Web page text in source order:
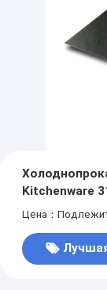
Kitchenware
GH4180
Цена：